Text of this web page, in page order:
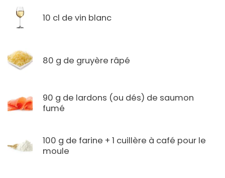
10 cl de vin blanc
80 g de gruyère râpé
90 g de lardons (ou dés) de saumon
fumé
100 g de farine + 1 cuillère à café pour le
moule